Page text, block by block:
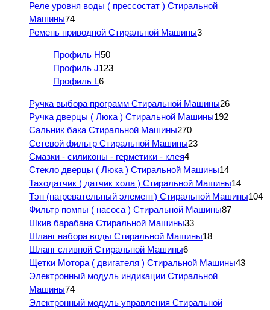
Реле уровня воды ( прессостат ) Стиральной
Машины74
Ремень приводной Стиральной Машины3
Профиль H50
Профиль J123
Профиль L6
Ручка выбора программ Стиральной Машины26
Ручка дверцы ( Люка ) Стиральной Машины192
Сальник бака Стиральной Машины270
Сетевой фильтр Стиральной Машины23
Смазки - силиконы - герметики - клея4
Стекло дверцы ( Люка ) Стиральной Машины14
Таходатчик ( датчик хола ) Стиральной Машины14
Тэн (нагревательный элемент) Стиральной Машины104
Фильтр помпы ( насоса ) Стиральной Машины87
Шкив барабана Стиральной Машины33
Шланг набора воды Стиральной Машины18
Шланг сливной Стиральной Машины6
Щетки Мотора ( двигателя ) Стиральной Машины43
Электронный модуль индикации Стиральной
Машины74
Электронный модуль управления Стиральной